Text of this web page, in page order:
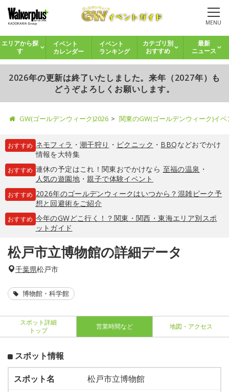
MENU
エリアから探
す
イベント
カレンダー
イベント
ランキング
カテゴリ別
おすすめ
最新
ニュース
2026年の更新は終了いたしました。来年（2027年）も
どうぞよろしくお願いします。
GW(ゴールデンウィーク)2026 関東のGW(ゴールデンウィーク)イ
おすすめ ネモフィラ ・ 潮干狩り ・ ピクニック ・ BBQなどおでかけ
情報を大特集
おすすめ 連休の予定はこれ！関東おでかけなら 至福の温泉 ・
人気の遊園地・親子で体験イベント
おすすめ 2026年のゴールデンウィークはいつから？混雑ピーク予
想と回避術をご紹介
おすすめ 今年のGWどこ行く！？関東・関西・東海エリア別スポ
ットガイド
松戸市立博物館の詳細データ
千葉県松戸市
博物館・科学館
スポット詳細
トップ
営業時間など 地図・アクセス
スポット情報
スポット名
松戸市立博物館